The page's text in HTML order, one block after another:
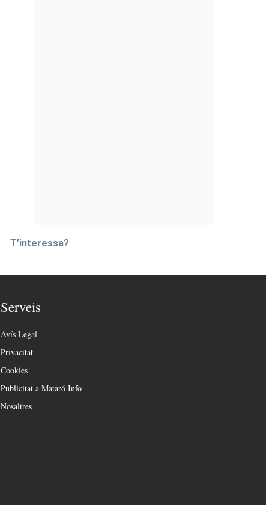
T’interessa?
Serveis
Avís Legal
Privacitat
Cookies
Publicitat a Mataró Info
Nosaltres